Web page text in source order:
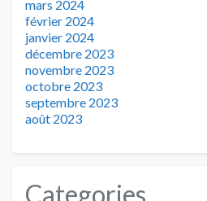
mars 2024
février 2024
janvier 2024
décembre 2023
novembre 2023
octobre 2023
septembre 2023
août 2023
Categories